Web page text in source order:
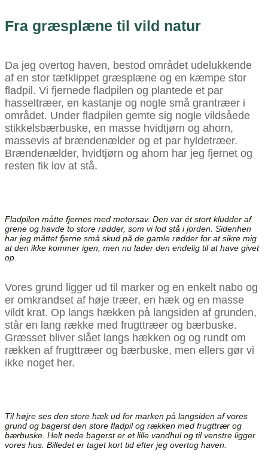
Fra græsplæne til vild natur
Da jeg overtog haven, bestod området udelukkende
af en stor tætklippet græsplæne og en kæmpe stor
fladpil. Vi fjernede fladpilen og plantede et par
hasseltræer, en kastanje og nogle små grantræer i
området. Under fladpilen gemte sig nogle vildsåede
stikkelsbærbuske, en masse hvidtjørn og ahorn,
massevis af brændenælder og et par hyldetræer.
Brændenælder, hvidtjørn og ahorn har jeg fjernet og
resten fik lov at stå.
Fladpilen måtte fjernes med motorsav. Den var ét stort kludder af
grene og havde to store rødder, som vi lod stå i jorden. Sidenhen
har jeg måttet fjerne små skud på de gamle rødder for at sikre mig
at den ikke kommer igen, men nu lader den endelig til at have givet
op.
Vores grund ligger ud til marker og en enkelt nabo og
er omkrandset af høje træer, en hæk og en masse
vildt krat. Op langs hækken på langsiden af grunden,
står en lang række med frugttræer og bærbuske.
Græsset bliver slået langs hækken og og rundt om
rækken af frugttræer og bærbuske, men ellers gør vi
ikke noget her.
Til højre ses den store hæk ud for marken på langsiden af vores
grund og bagerst den store fladpil og rækken med frugttrær og
bærbuske. Helt nede bagerst er et lille vandhul og til venstre ligger
vores hus. Billedet er taget kort tid efter jeg overtog haven.